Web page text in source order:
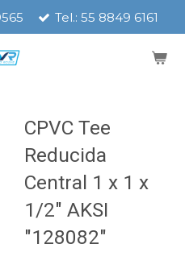
Tel.: 55 8849 6161
CPVC Tee
Reducida
Central 1 x 1 x
1/2" AKSI
"128082"